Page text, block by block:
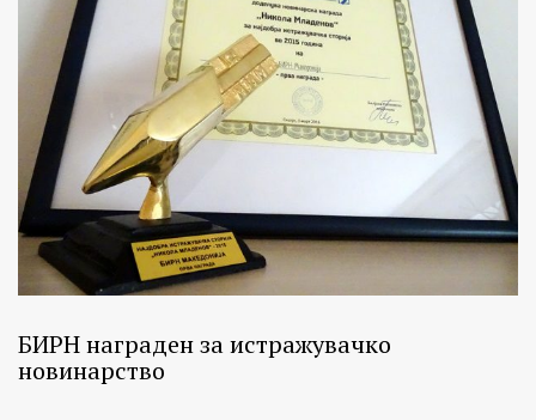
БИРН награден за истражувачко
новинарство